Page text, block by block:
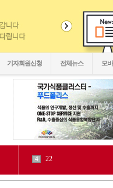
기자회원신청 전체뉴스 모
4 22
6 1